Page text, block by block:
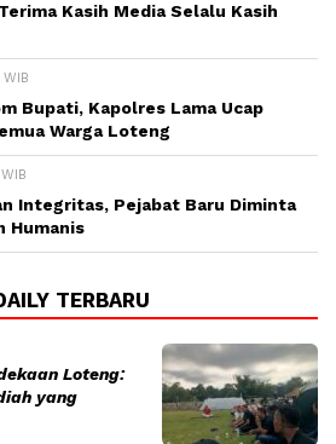
Kasih Media Selalu Kasih
Bupati, Kapolres Lama Ucap
Warga Loteng
Integritas, Pejabat Baru Diminta
Humanis
TERBARU
Loteng:
yang